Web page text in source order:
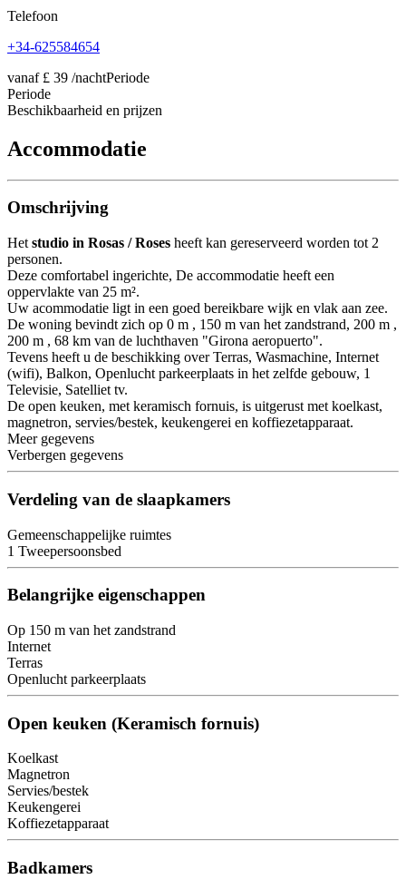
Telefoon
+34-625584654
vanaf £ 39 /nachtPeriode
Periode
Beschikbaarheid en prijzen
Accommodatie
Omschrijving
Het studio in Rosas / Roses heeft kan gereserveerd worden tot 2
personen.
Deze comfortabel ingerichte, De accommodatie heeft een
oppervlakte van 25 m².
Uw acommodatie ligt in een goed bereikbare wijk en vlak aan zee.
De woning bevindt zich op 0 m , 150 m van het zandstrand, 200 m ,
200 m , 68 km van de luchthaven "Girona aeropuerto".
Tevens heeft u de beschikking over Terras, Wasmachine, Internet
(wifi), Balkon, Openlucht parkeerplaats in het zelfde gebouw, 1
Televisie, Satelliet tv.
De open keuken, met keramisch fornuis, is uitgerust met koelkast,
magnetron, servies/bestek, keukengerei en koffiezetapparaat.
Meer gegevens
Verbergen gegevens
Verdeling van de slaapkamers
Gemeenschappelijke ruimtes
1 Tweepersoonsbed
Belangrijke eigenschappen
Op 150 m van het zandstrand
Internet
Terras
Openlucht parkeerplaats
Open keuken (Keramisch fornuis)
Koelkast
Magnetron
Servies/bestek
Keukengerei
Koffiezetapparaat
Badkamers